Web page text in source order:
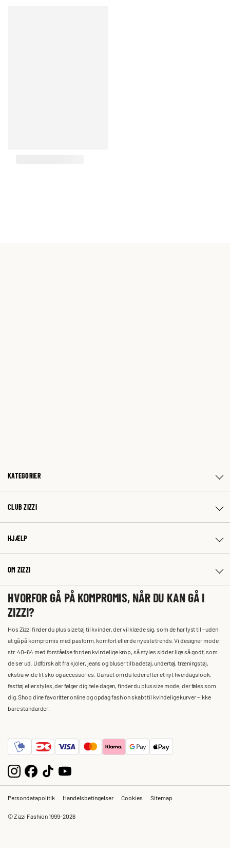
KATEGORIER
CLUB ZIZZI
HJÆLP
OM ZIZZI
HVORFOR GÅ PÅ KOMPROMIS, NÅR DU KAN GÅ I
ZIZZI?
Hos Zizzi finder du plus size tøj til kvinder, der vil klæde sig, som de har lyst til – uden
at gå på kompromis med pasform, komfort eller de nyeste trends. Vi designer mode i
str. 40-64 med forståelse for den kvindelige krop, så styles sidder lige så godt, som
de ser ud. Udforsk alt fra kjoler, jeans og bluser til badetøj, undertøj, træningstøj,
ekstra wide fit sko og accessories. Uanset om du leder efter et nyt hverdagslook,
festtøj eller styles, der følger dig hele dagen, finder du plus size mode, der føles som
dig. Shop dine favoritter online og opdag fashion skabt til kvindelige kurver – ikke
bare standarder.
Persondatapolitik Handelsbetingelser Cookies Sitemap
© Zizzi Fashion 1999-2026